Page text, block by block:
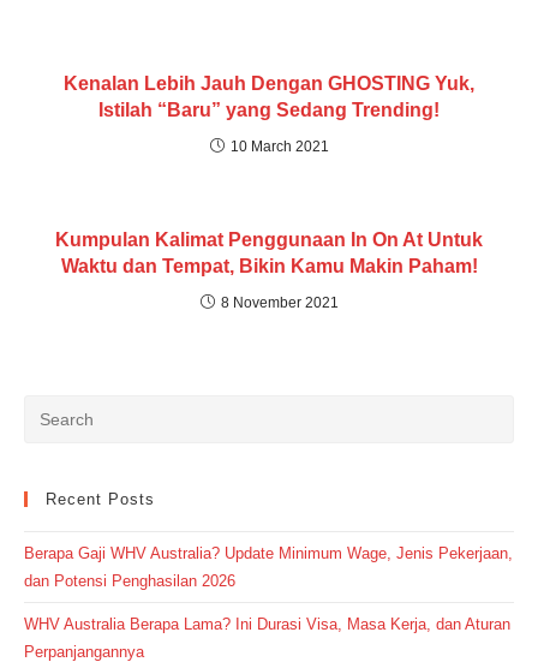
Kenalan Lebih Jauh Dengan GHOSTING Yuk,
Istilah “Baru” yang Sedang Trending!
10 March 2021
Kumpulan Kalimat Penggunaan In On At Untuk
Waktu dan Tempat, Bikin Kamu Makin Paham!
8 November 2021
Recent Posts
Berapa Gaji WHV Australia? Update Minimum Wage, Jenis Pekerjaan,
dan Potensi Penghasilan 2026
WHV Australia Berapa Lama? Ini Durasi Visa, Masa Kerja, dan Aturan
Perpanjangannya